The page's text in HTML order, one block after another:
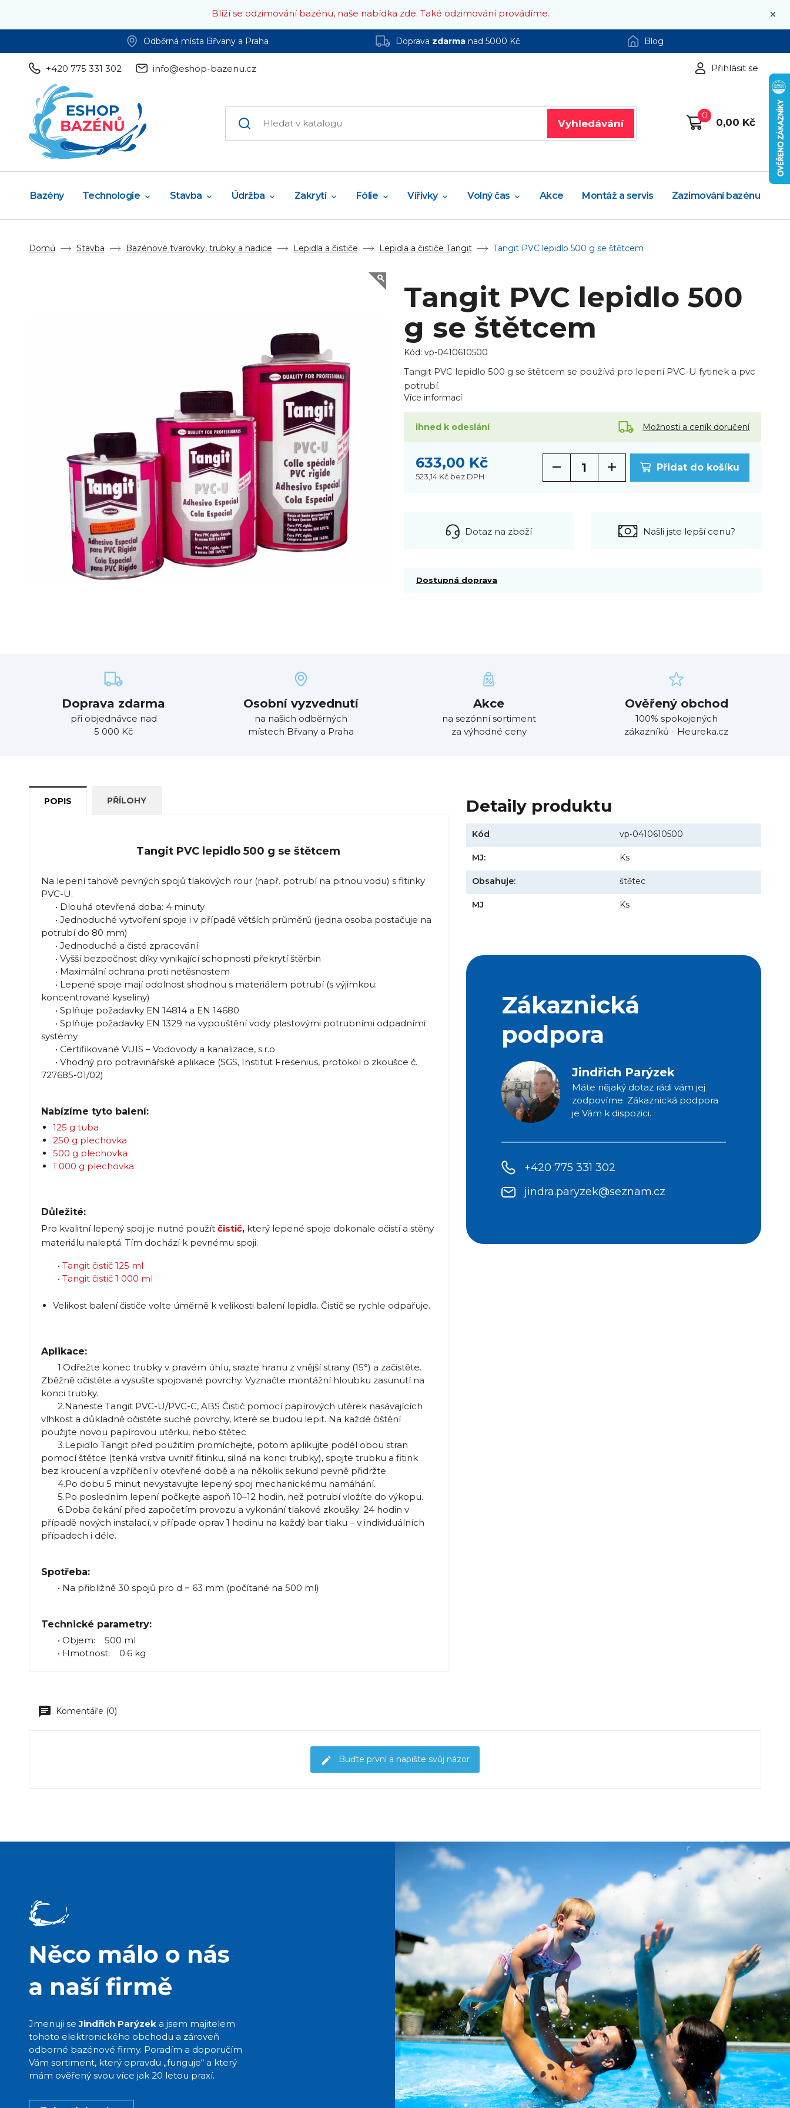
×
Blíží se odzimování bazénu, naše nabídka zde. Také odzimování provádíme.
Odběrná místa Břvany a Praha Doprava zdarmanad 5000 Kč Blog
+420 775 331 302 info@eshop-bazenu.cz Přihlásit se
Vyhledávání
0
0,00 Kč
Bazény Technologie Stavba Údržba Zakrytí Fólie Vířivky Volný čas Akce Montáž a servis Zazimování bazénu
Domů Stavba Bazénové tvarovky, trubky a hadice Lepidla a čističe Lepidla a čističe Tangit Tangit PVC lepidlo 500 g se štětcem
Tangit PVC lepidlo 500
g se štětcem
Kód: vp-0410610500
Tangit PVC lepidlo 500 g se štětcem se používá pro lepení PVC-U fytinek a pvc
potrubí.
Více informací
ihned k odeslání Možnosti a ceník doručení
633,00 Kč
523,14 Kč bez DPH
Přidat do košíku
Dotaz na zboží Našli jste lepší cenu?
Dostupná doprava
Doprava zdarma
při objednávce nad
5 000 Kč
Osobní vyzvednutí
na našich odběrných
místech Břvany a Praha
Akce
na sezónní sortiment
za výhodné ceny
Ověřený obchod
100% spokojených
zákazníků - Heureka.cz
POPIS PŘÍLOHY
Tangit PVC lepidlo 500 g se štětcem
Na lepení tahově pevných spojů tlakových rour (např. potrubí na pitnou vodu) s fitinky
PVC-U.
• Dlouhá otevřená doba: 4 minuty
• Jednoduché vytvoření spoje i v případě větších průměrů (jedna osoba postačuje na
potrubí do 80 mm)
• Jednoduché a čisté zpracování
• Vyšší bezpečnost díky vynikající schopnosti překrytí štěrbin
• Maximální ochrana proti netěsnostem
• Lepené spoje mají odolnost shodnou s materiálem potrubí (s výjimkou:
koncentrované kyseliny)
• Splňuje požadavky EN 14814 a EN 14680
• Splňuje požadavky EN 1329 na vypouštění vody plastovými potrubními odpadními
systémy
• Certifikované VUIS – Vodovody a kanalizace, s.r.o
• Vhodný pro potravinářské aplikace (SGS, Institut Fresenius, protokol o zkoušce č.
727685-01/02)
Nabízíme tyto balení:
125 g tuba
250 g plechovka
500 g plechovka
1 000 g plechovka
Důležité:
Pro kvalitní lepený spoj je nutné použít čistič, který lepené spoje dokonale očistí a stěny
materiálu naleptá. Tím dochází k pevnému spoji.
• Tangit čistič 125 ml
• Tangit čistič 1 000 ml
Velikost balení čističe volte úměrně k velikosti balení lepidla. Čistič se rychle odpařuje.
Aplikace:
1.Odřežte konec trubky v pravém úhlu, srazte hranu z vnější strany (15°) a začistěte.
Zběžně očistěte a vysušte spojované povrchy. Vyznačte montážní hloubku zasunutí na
konci trubky.
2.Naneste Tangit PVC-U/PVC-C, ABS Čistič pomocí papírových utěrek nasávajících
vlhkost a důkladně očistěte suché povrchy, které se budou lepit. Na každé čištění
použijte novou papírovou utěrku, nebo štětec
3.Lepidlo Tangit před použitím promíchejte, potom aplikujte podél obou stran
pomocí štětce (tenká vrstva uvnitř fitinku, silná na konci trubky), spojte trubku a fitink
bez kroucení a vzpříčení v otevřené době a na několik sekund pevně přidržte.
4.Po dobu 5 minut nevystavujte lepený spoj mechanickému namáhání.
5.Po posledním lepení počkejte aspoň 10–12 hodin, než potrubí vložíte do výkopu.
6.Doba čekání před započetím provozu a vykonání tlakové zkoušky: 24 hodin v
případě nových instalací, v případe oprav 1 hodinu na každý bar tlaku – v individuálních
případech i déle.
Spotřeba:
• Na přibližně 30 spojů pro d = 63 mm (počítané na 500 ml)
Technické parametry:
• Objem: 500 ml
• Hmotnost: 0.6 kg
Detaily produktu
Kód vp-0410610500
MJ: Ks
Obsahuje: štětec
MJ Ks
Zákaznická
podpora
Jindřich Parýzek
Máte nějaký dotaz rádi vám jej
zodpovíme. Zákaznická podpora
je Vám k dispozici.
+420 775 331 302
jindra.paryzek@seznam.cz
Komentáře (0)
Buďte první a napište svůj názor
Něco málo o nás
a naší firmě
Jmenuji seJindřich Parýzeka jsem majitelem
tohoto elektronického obchodu a zároveň
odborné bazénové firmy. Poradím a doporučím
Vám sortiment, který opravdu „funguje“ a který
mám ověřený svou více jak 20 letou praxí.